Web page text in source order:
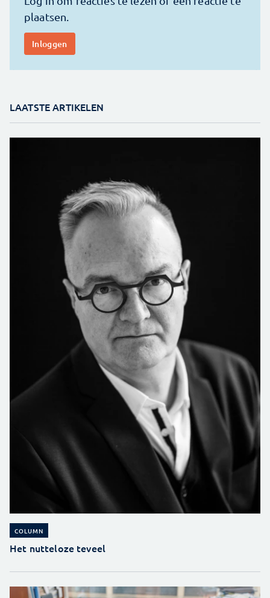
LAATSTE ARTIKELEN
COLUMN
Het nutteloze teveel